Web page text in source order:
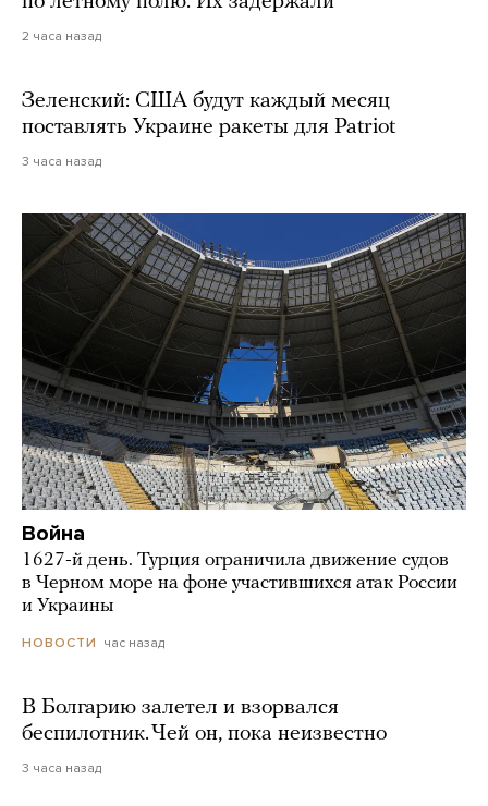
2 часа назад
Зеленский: США будут каждый месяц
поставлять Украине ракеты для Patriot
3 часа назад
Война
1627-й день. Турция ограничила движение судов
в Черном море на фоне участившихся атак России
и Украины
НОВОСТИ час назад
В Болгарию залетел и взорвался
беспилотник. Чей он, пока неизвестно
3 часа назад